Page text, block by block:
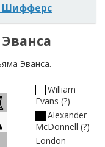
Шифферс
Эванса.
William
Evans ?
Alexander
McDonnell ?
London